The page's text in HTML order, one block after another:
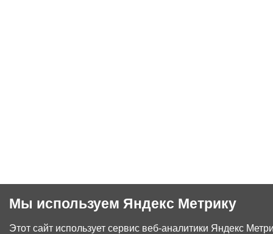
Мы используем Яндекс Метрику
Этот сайт использует сервис веб-аналитики Яндекс